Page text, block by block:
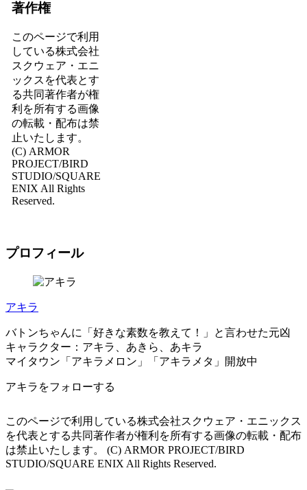
著作権
このページで利用
している株式会社
スクウェア・エニ
ックスを代表とす
る共同著作者が権
利を所有する画像
の転載・配布は禁
止いたします。
(C) ARMOR
PROJECT/BIRD
STUDIO/SQUARE
ENIX All Rights
Reserved.
プロフィール
アキラ
バトンちゃんに「好きな素数を教えて！」と言わせた元凶
キャラクター：アキラ、あきら、あキラ
マイタウン「アキラメロン」「アキラメタ」開放中
アキラをフォローする
このページで利用している株式会社スクウェア・エニックス
を代表とする共同著作者が権利を所有する画像の転載・配布
は禁止いたします。 (C) ARMOR PROJECT/BIRD
STUDIO/SQUARE ENIX All Rights Reserved.